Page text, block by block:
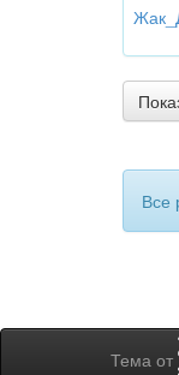
Все
Тема от